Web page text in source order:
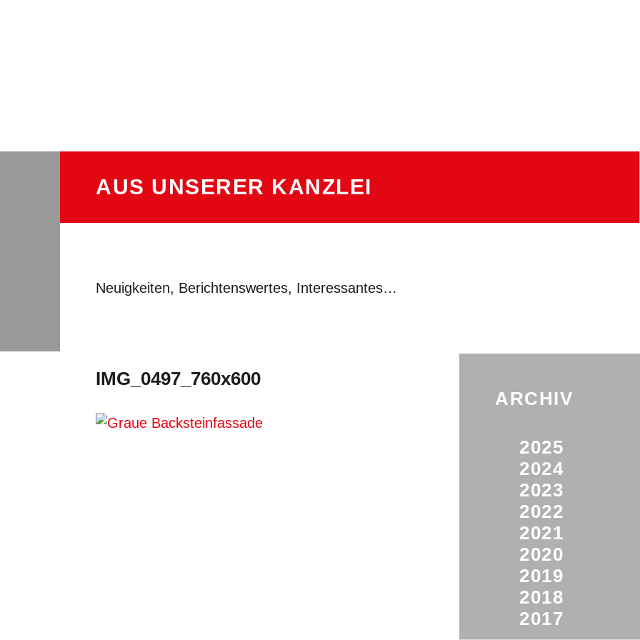
AUS UNSERER KANZLEI
Neuigkeiten, Berichtenswertes, Interessantes…
IMG_0497_760x600
ARCHIV
2025
2024
2023
2022
2021
2020
2019
2018
2017